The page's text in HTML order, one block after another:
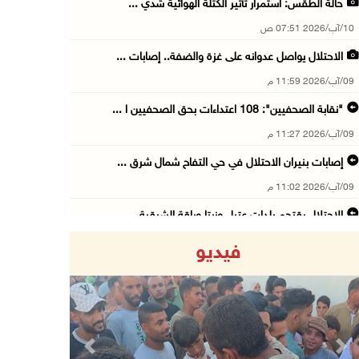
حالة الطقس: استمرار تأثير الكتلة الهوائية شدي ...
10/آب/2026 07:51 ص
الاحتلال يواصل عدوانه على غزة والضفة.. إصابات ...
09/آب/2026 11:59 م
"نقابة الصحفيين": 108 اعتداءات بحق الصحفيين ا ...
09/آب/2026 11:27 م
إصابات بنيران الاحتلال في حي التفاح شمال شرق ...
09/آب/2026 11:02 م
الاحتلال يقتحم بلدات عتيل وزيتا وباقة الشرقية ...
09/آب/2026 10:31 م
قصف مدفعي للاحتلال وإطلاق نار كثيف شمال ووسط ...
09/آب/2026 10:25 م
فيديو
Previous Next